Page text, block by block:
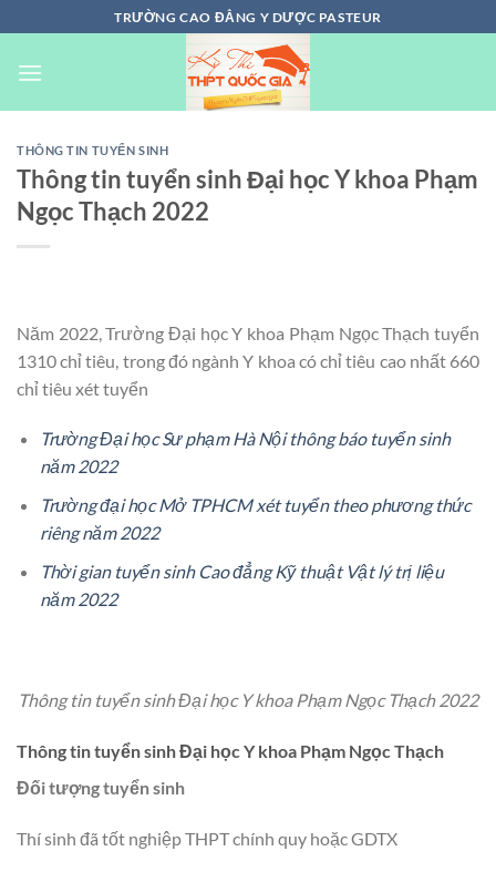
đến
nội
TRƯỜNG CAO ĐẲNG Y DƯỢC PASTEUR
THÔNG TIN TUYỂN SINH
Thông tin tuyển sinh Đại học Y khoa Phạm
Ngọc Thạch 2022
Năm 2022, Trường Đại học Y khoa Phạm Ngọc Thạch tuyển
1310 chỉ tiêu, trong đó ngành Y khoa có chỉ tiêu cao nhất 660
chỉ tiêu xét tuyển
Trường Đại học Sư phạm Hà Nội thông báo tuyển sinh
năm 2022
Trường đại học Mở TPHCM xét tuyển theo phương thức
riêng năm 2022
Thời gian tuyển sinh Cao đẳng Kỹ thuật Vật lý trị liệu
năm 2022
Thông tin tuyển sinh Đại học Y khoa Phạm Ngọc Thạch 2022
Thông tin tuyển sinh Đại học Y khoa Phạm Ngọc Thạch
Đối tượng tuyển sinh
Thí sinh đã tốt nghiệp THPT chính quy hoặc GDTX